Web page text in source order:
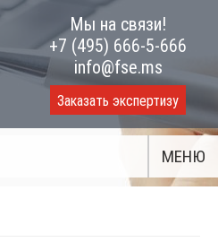
Мы на связи!
+7 (495) 666-5-666
info@fse.ms
Заказать экспертизу
МЕНЮ